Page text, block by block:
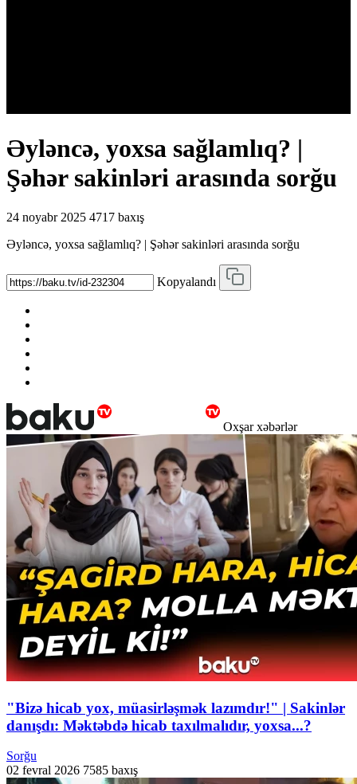
Əyləncə, yoxsa sağlamlıq? |
Şəhər sakinləri arasında sorğu
24 noyabr 2025 4717 baxış
Əyləncə, yoxsa sağlamlıq? | Şəhər sakinləri arasında sorğu
Kopyalandı
Oxşar xəbərlər
"Bizə hicab yox, müasirləşmək lazımdır!" | Sakinlər
danışdı: Məktəbdə hicab taxılmalıdır, yoxsa...?
Sorğu
02 fevral 2026 7585 baxış